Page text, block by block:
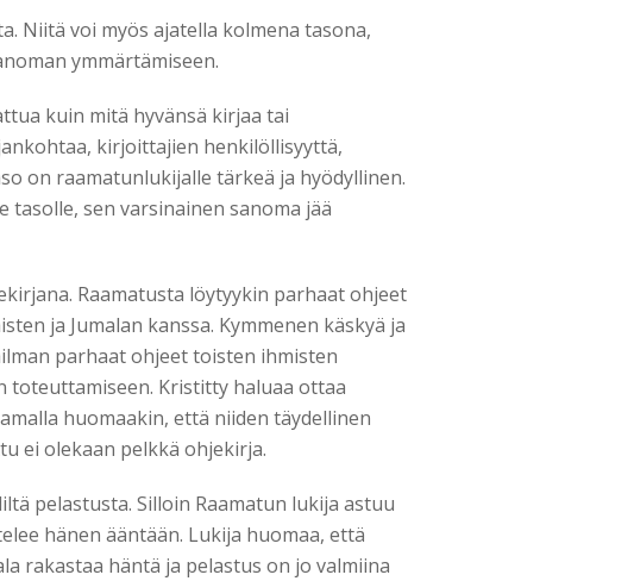
Niitä voi myös ajatella kolmena tasona,
ymmärtämiseen.
kuin mitä hyvänsä kirjaa tai
kirjoittajien henkilöllisyyttä,
on raamatunlukijalle tärkeä ja hyödyllinen.
tasolle, sen varsinainen sanoma jää
Raamatusta löytyykin parhaat ohjeet
ja Jumalan kanssa. Kymmenen käskyä ja
parhaat ohjeet toisten ihmisten
toteuttamiseen. Kristitty haluaa ottaa
huomaakin, että niiden täydellinen
ei olekaan pelkkä ohjekirja.
pelastusta. Silloin Raamatun lukija astuu
hänen ääntään. Lukija huomaa, että
rakastaa häntä ja pelastus on jo valmiina